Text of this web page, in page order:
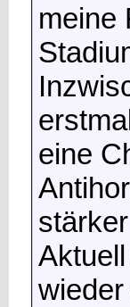
meine
eine
wieder